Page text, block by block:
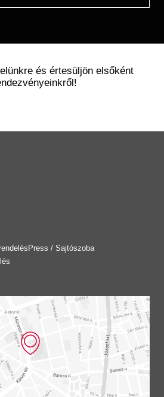
és értesüljön elsőként
Press / Sajtószoba